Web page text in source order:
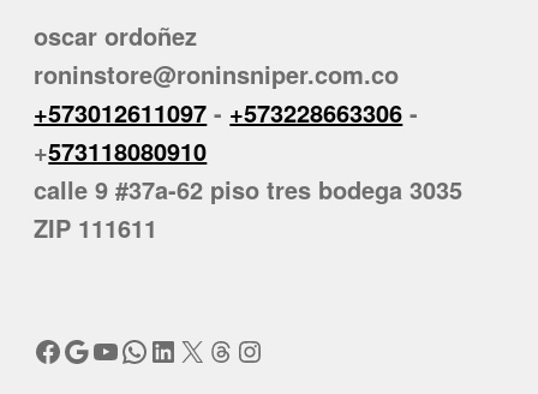
oscar ordoñez
roninstore@roninsniper.com.co
+573012611097 - +573228663306 -
+573118080910
calle 9 #37a-62 piso tres bodega 3035
ZIP 111611
Facebook
Google
YouTube
WhatsApp
LinkedIn
X Threads
Instagram